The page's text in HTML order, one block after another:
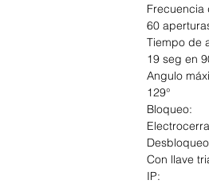
Frecuencia
60
Tiempo de
19 seg en
Angulo
129°
Bloqueo:
Con llave
IP: